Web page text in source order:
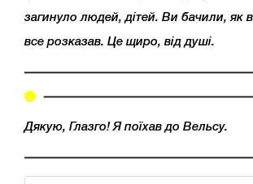
загинуло людей, дітей. Ви бачили, як
все розказав. Це щиро, від душі.
Дякую, Глазго! Я поїхав до Вельсу.